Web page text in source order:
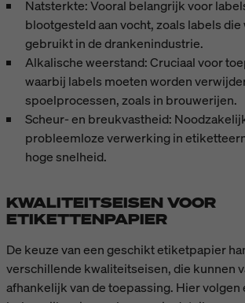
Natsterkte: Vooral belangrijk voor
blootgesteld aan vocht, zoals labels die
gebruikt in de drankenindustrie.
Alkalische weerstand: Cruciaal voor
waarbij labels moeten worden
spoelprocessen, zoals in brouwerijen.
Scheur- en breukvastheid:
probleemloze verwerking in
hoge snelheid.
KWALITEITSEISEN VOOR
ETIKETTENPAPIER
De keuze van een geschikt etiketpapier
verschillende kwaliteitseisen, die kunnen
afhankelijk van de toepassing. Hier volgen